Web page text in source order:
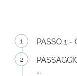
PASSO 1 -
...